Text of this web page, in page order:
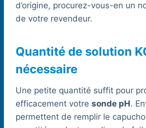
d’origine, procurez-vous-en un
de votre revendeur.
Quantité de solution
nécessaire
Une petite quantité suffit pour
efficacement votre sonde pH.
permettent de remplir le